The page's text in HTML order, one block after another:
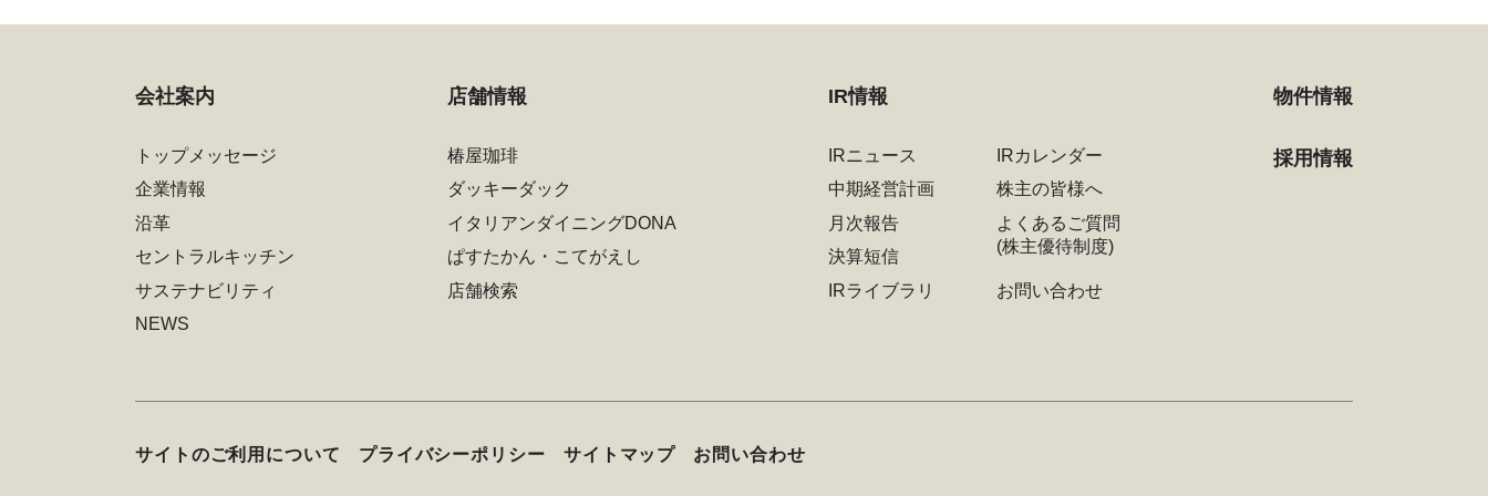
会社案内
トップメッセージ
企業情報
沿革
セントラルキッチン
サステナビリティ
NEWS
店舗情報
椿屋珈琲
ダッキーダック
イタリアンダイニングDONA
ぱすたかん・こてがえし
店舗検索
IR情報
IRニュース
IRカレンダー
中期経営計画
株主の皆様へ
月次報告
決算短信
よくあるご質問
(株主優待制度)
IRライブラリ お問い合わせ
物件情報
採用情報
サイトのご利用について プライバシーポリシー サイトマップ お問い合わせ